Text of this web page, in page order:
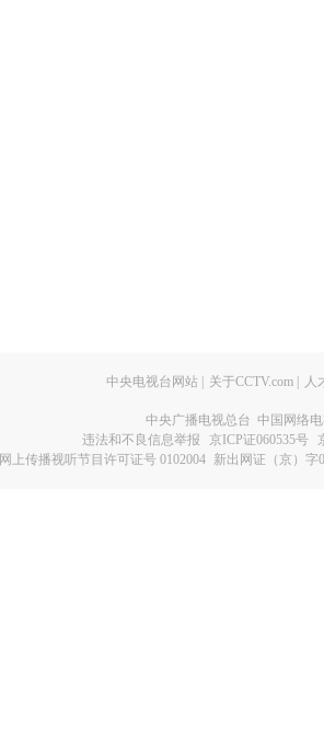
中央电视台网站 关于CCTV.com 人
中央广播电视总台 中国网络
违法和不良信息举报
京ICP证060535号
网上传播视听节目许可证号 0102004 新出网证（京）